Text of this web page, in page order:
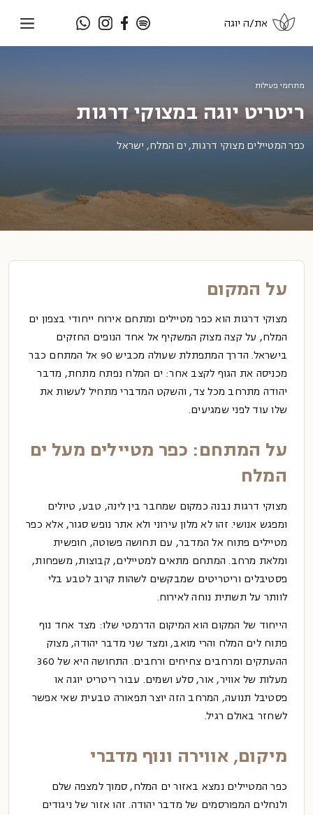
את/ה יוגה
מתחמי פעילות
ריטריט יוגה במצוקי דרגות
כפר המטיילים מצוקי דרגות, ים המלח, ישראל
על המקום
מצוקי דרגות הוא כפר מטיילים ומתחם אירוח ייחודי בצפון ים
המלח, על קצה מצוק המשקיף אל אחד הנופים החזקים
בישראל. הדרך המתפתלת שעולה מכביש 90 אל המתחם כבר
מכניסה את הגוף לקצב אחר: ים המלח נפתח מתחת, מדבר
יהודה מתרחב מכל צד, והשקט המדברי מתחיל לעשות את
שלו עוד לפני שמגיעים.
על המתחם: כפר מטיילים מעל ים
המלח
מצוקי דרגות נבנה כמקום שמחבר בין לינה, טבע, טיולים
ומפגש אנושי. זהו לא מלון עירוני ולא אתר נופש סגור, אלא כפר
מטיילים פתוח אל המדבר, עם תחושה פשוטה, חופשית
ומלאת מרחב. המתחם מתאים למטיילים, קבוצות, משפחות,
פסטיבלים וריטריטים שמבקשים לשהות קרוב לטבע בלי
לוותר על תשתית נוחה לאירוח.
הייחוד של המקום הוא המיקום הדרמטי שלו: מצד אחד נוף
פתוח לים המלח והרי מואב, ומצד שני מדבר יהודה, מצוק
ההעתקים ומרחבים צחיחים ורחבים. התחושה היא של 360
מעלות של אוויר, אור, סלע ושמים. עבור ריטריט יוגה או
פסטיבל תנועה, המרחב הזה יוצר תפאורה טבעית שאי אפשר
לשחזר באולם רגיל.
מיקום, אווירה ונוף מדברי
כפר המטיילים נמצא באזור ים המלח, סמוך למצפה שלם
ולנחלים המפורסמים של מדבר יהודה. זהו אזור של ניגודים